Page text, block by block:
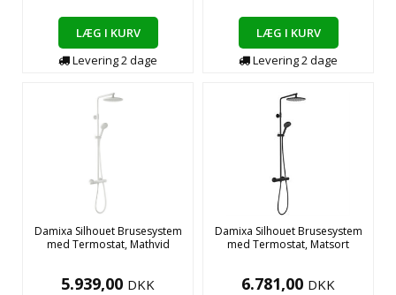
LÆG I KURV
Levering2dage
LÆG I KURV
Levering2dage
Damixa Silhouet Brusesystem
med Termostat, Mathvid
5.939,00 DKK
Damixa Silhouet Brusesystem
med Termostat, Matsort
6.781,00 DKK